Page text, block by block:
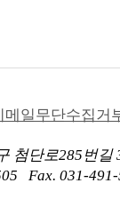
메일무단수집거
첨단로285번길
Fax. 031-